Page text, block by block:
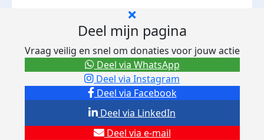
Deel mijn pagina
Vraag veilig en snel om donaties voor jouw actie
Deel via Facebook
Deel via Instagram
Deel via e-mail
Deel via LinkedIn
Deel via WhatsApp